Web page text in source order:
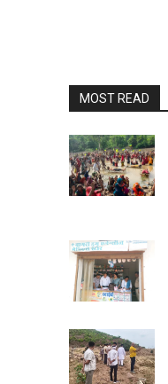
MOST READ